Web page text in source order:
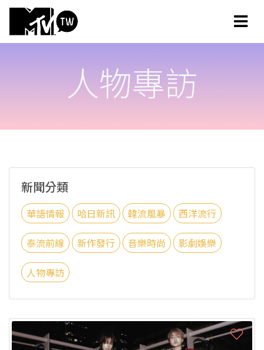
人物專訪
新聞分類
華語情報 哈日新訊 韓流風暴 西洋流行
泰流前線 新作發行 音樂時尚 影劇娛樂
人物專訪